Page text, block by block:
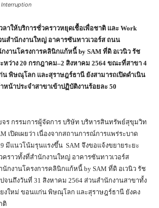
Interruption
ลาให้บริการชั่วคราวหยุดเชื้อเพื่อชาติ และ Work
นสำนักงานใหญ่ อาคารซันทาวเวอร์ส ถนน
งานโครงการคลินิกแก้หนี้ by SAM ที่ดิ อเวนิว รัช
หว่าง 20 กรกฎาคม–2 สิงหาคม 2564 ขณะที่สาขา 4
น พิษณุโลก และสุราษฎร์ธานี ยังสามารถเปิดดำเนิน
หน้าประจำสาขาเข้าปฏิบัติงานร้อยละ 50
จร กรรมการผู้จัดการ บริษัท บริหารสินทรัพย์สุขุมวิท
เปิดเผยว่า เนื่องจากสถานการณ์การแพร่ระบาด
มีแนวโน้มรุนแรงขึ้น SAM จึงขอแจ้งขยายระยะ
คราวทั้งที่สำนักงานใหญ่ อาคารซันทาวเวอร์ส
นักงานโครงการคลินิกแก้หนี้ by SAM ที่ดิ อเวนิว รัช
จนถึงวันที่ 31 สิงหาคม 2564 ส่วนสำนักงานสาขาทั้ง
ยงใหม่ ขอนแก่น พิษณุโลก และสุราษฎร์ธานี ยังคง
ติ